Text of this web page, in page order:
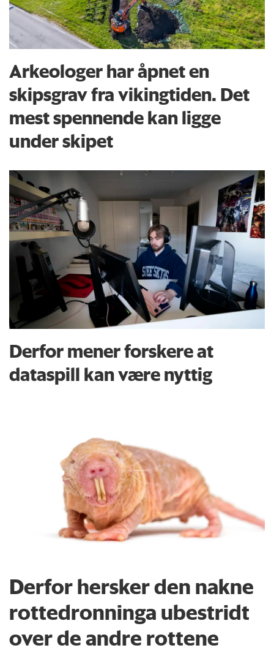
Arkeologer har åpnet en
skipsgrav fra vikingtiden. Det
mest spennende kan ligge
under skipet
Derfor mener forskere at
dataspill kan være nyttig
Derfor hersker den nakne
rottedronninga ubestridt
over de andre rottene